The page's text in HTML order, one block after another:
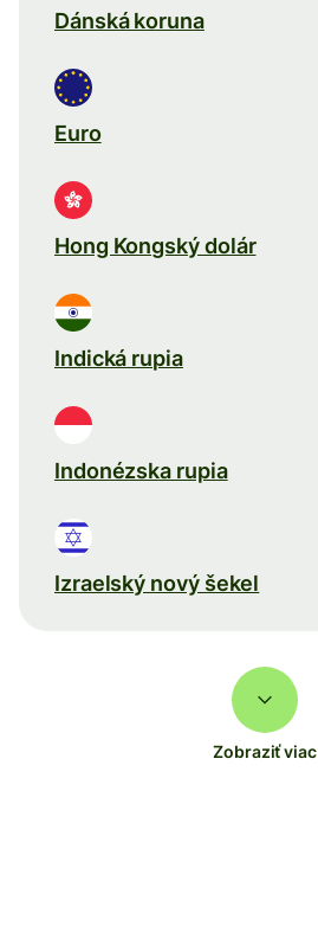
Dánská koruna
Euro
Hong Kongský dolár
Indická rupia
Indonézska rupia
Izraelský nový šekel
Zobraziť viac